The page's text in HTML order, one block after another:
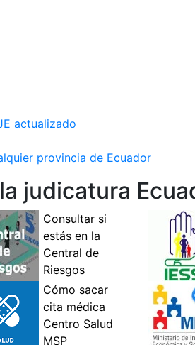
actualizado
provincia de Ecuador
judicatura